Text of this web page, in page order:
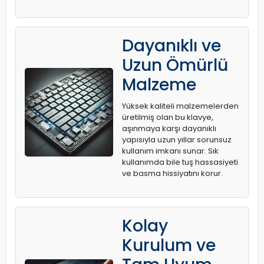
Dayanıklı ve
Uzun Ömürlü
Malzeme
Yüksek kaliteli malzemelerden
üretilmiş olan bu klavye,
aşınmaya karşı dayanıklı
yapısıyla uzun yıllar sorunsuz
kullanım imkanı sunar. Sık
kullanımda bile tuş hassasiyeti
ve basma hissiyatını korur.
Kolay
Kurulum ve